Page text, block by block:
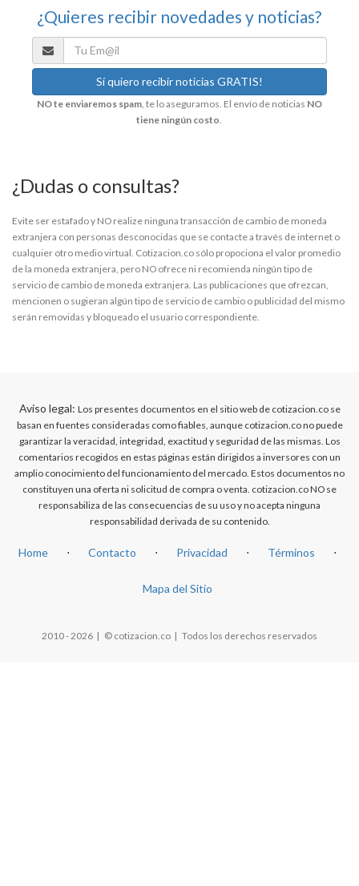
¿Quieres recibir novedades y noticias?
NO te enviaremos spam, te lo aseguramos. El envío de noticias NO
tiene ningún costo
¿Dudas o consultas?
Evite ser estafado y NO realize ninguna transacción de cambio de moneda
extranjera con personas desconocidas que se contacte a través de internet o
cualquier otro medio virtual. Cotizacion.co sólo propociona el valor promedio
de la moneda extranjera, pero NO ofrece ni recomienda ningún tipo de
servicio de cambio de moneda extranjera. Las publicaciones que ofrezcan,
mencionen o sugieran algún tipo de servicio de cambio o publicidad del mismo
serán removidas y bloqueado el usuario correspondiente.
Aviso legal: Los presentes documentos en el sitio web de cotizacion.co se
basan en fuentes consideradas como fiables, aunque cotizacion.co no puede
garantizar la veracidad, integridad, exactitud y seguridad de las mismas. Los
comentarios recogidos en estas páginas están dirigidos a inversores con un
amplio conocimiento del funcionamiento del mercado. Estos documentos no
constituyen una oferta ni solicitud de compra o venta. cotizacion.co NO se
responsabiliza de las consecuencias de su uso y no acepta ninguna
responsabilidad derivada de su contenido.
Home ⋅ Contacto ⋅ Privacidad ⋅ Términos ⋅
Mapa del Sitio
2010 - 2026 | © cotizacion.co | Todos los derechos reservados